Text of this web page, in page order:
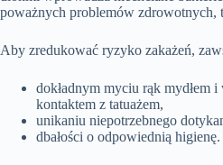
poważnych problemów zdrowotnych,
Aby zredukować ryzyko zakażeń,
dokładnym myciu rąk mydłem
kontaktem z tatuażem,
unikaniu niepotrzebnego
dbałości o odpowiednią higienę.